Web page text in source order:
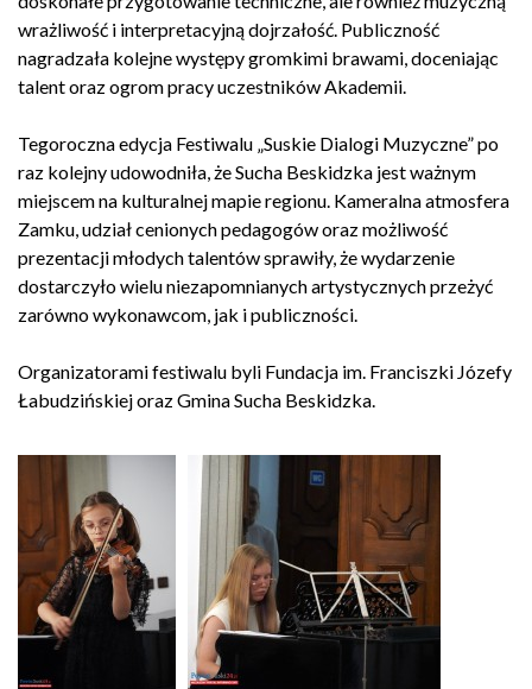
wrażliwość i interpretacyjną dojrzałość. Publiczność
nagradzała kolejne występy gromkimi brawami, doceniając
talent oraz ogrom pracy uczestników Akademii.
Tegoroczna edycja Festiwalu „Suskie Dialogi Muzyczne” po
raz kolejny udowodniła, że Sucha Beskidzka jest ważnym
miejscem na kulturalnej mapie regionu. Kameralna atmosfera
Zamku, udział cenionych pedagogów oraz możliwość
prezentacji młodych talentów sprawiły, że wydarzenie
dostarczyło wielu niezapomnianych artystycznych przeżyć
zarówno wykonawcom, jak i publiczności.
Organizatorami festiwalu byli Fundacja im. Franciszki Józefy
Łabudzińskiej oraz Gmina Sucha Beskidzka.